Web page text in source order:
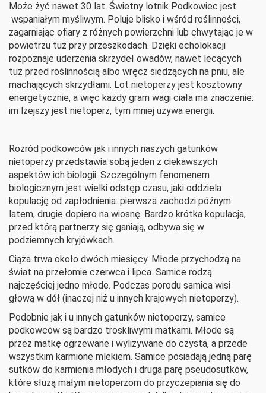
Może żyć nawet 30 lat. Świetny lotnik Podkowiec jest
wspaniałym myśliwym. Poluje blisko i wśród roślinności,
zagarniając ofiary z różnych powierzchni lub chwytając je w
powietrzu tuż przy przeszkodach. Dzięki echolokacji
rozpoznaje uderzenia skrzydeł owadów, nawet lecących
tuż przed roślinnością albo wręcz siedzących na pniu, ale
machających skrzydłami. Lot nietoperzy jest kosztowny
energetycznie, a więc każdy gram wagi ciała ma znaczenie:
im lżejszy jest nietoperz, tym mniej używa energii.
Rozród podkowców jak i innych naszych gatunków
nietoperzy przedstawia sobą jeden z ciekawszych
aspektów ich biologii. Szczególnym fenomenem
biologicznym jest wielki odstęp czasu, jaki oddziela
kopulację od zapłodnienia: pierwsza zachodzi późnym
latem, drugie dopiero na wiosnę. Bardzo krótka kopulacja,
przed którą partnerzy się ganiają, odbywa się w
podziemnych kryjówkach.
Ciąża trwa około dwóch miesięcy. Młode przychodzą na
świat na przełomie czerwca i lipca. Samice rodzą
najczęściej jedno młode. Podczas porodu samica wisi
głową w dół (inaczej niż u innych krajowych nietoperzy).
Podobnie jak i u innych gatunków nietoperzy, samice
podkowców są bardzo troskliwymi matkami. Młode są
przez matkę ogrzewane i wylizywane do czysta, a przede
wszystkim karmione mlekiem. Samice posiadają jedną parę
sutków do karmienia młodych i druga parę pseudosutków,
które służą małym nietoperzom do przyczepiania się do